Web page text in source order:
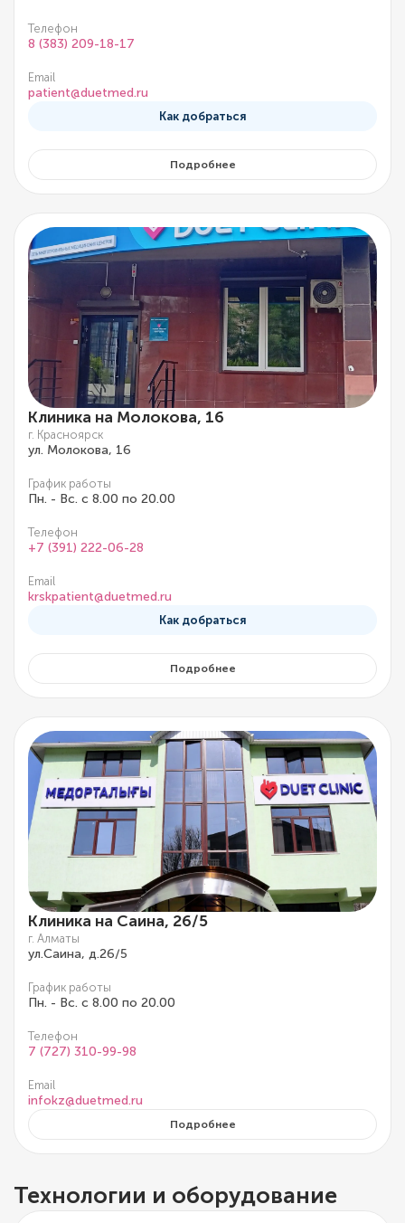
Телефон
8 (383) 209-18-17
Email
patient@duetmed.ru
Как добраться
Подробнее
Клиника на Молокова, 16
г. Красноярск
ул. Молокова, 16
График работы
Пн. - Вс. с 8.00 по 20.00
Телефон
+7 (391) 222-06-28
Email
krskpatient@duetmed.ru
Как добраться
Подробнее
Клиника на Саина, 26/5
г. Алматы
ул.Саина, д.26/5
График работы
Пн. - Вс. с 8.00 по 20.00
Телефон
7 (727) 310-99-98
Email
infokz@duetmed.ru
Подробнее
Технологии и оборудование